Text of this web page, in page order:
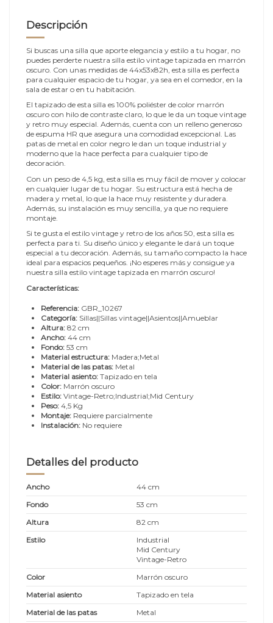
Descripción
Si buscas una silla que aporte elegancia y estilo a tu hogar, no
puedes perderte nuestra silla estilo vintage tapizada en marrón
oscuro. Con unas medidas de 44x53x82h, esta silla es perfecta
para cualquier espacio de tu hogar, ya sea en el comedor, en la
sala de estar o en tu habitación.
El tapizado de esta silla es 100% poliéster de color marrón
oscuro con hilo de contraste claro, lo que le da un toque vintage
y retro muy especial. Además, cuenta con un relleno generoso
de espuma HR que asegura una comodidad excepcional. Las
patas de metal en color negro le dan un toque industrial y
moderno que la hace perfecta para cualquier tipo de
decoración.
Con un peso de 4,5 kg, esta silla es muy fácil de mover y colocar
en cualquier lugar de tu hogar. Su estructura está hecha de
madera y metal, lo que la hace muy resistente y duradera.
Además, su instalación es muy sencilla, ya que no requiere
montaje.
Si te gusta el estilo vintage y retro de los años 50, esta silla es
perfecta para ti. Su diseño único y elegante le dará un toque
especial a tu decoración. Además, su tamaño compacto la hace
ideal para espacios pequeños. ¡No esperes más y consigue ya
nuestra silla estilo vintage tapizada en marrón oscuro!
Características:
Referencia: GBR_10267
Categoría: Sillas||Sillas vintage||Asientos||Amueblar
Altura: 82 cm
Ancho: 44 cm
Fondo: 53 cm
Material estructura: Madera;Metal
Material de las patas: Metal
Material asiento: Tapizado en tela
Color: Marrón oscuro
Estilo: Vintage-Retro;Industrial;Mid Century
Peso: 4,5 Kg
Montaje: Requiere parcialmente
Instalación: No requiere
Detalles del producto
Ancho
44 cm
Fondo
53 cm
Altura
82 cm
Estilo
Industrial
Mid Century
Vintage-Retro
Color
Marrón oscuro
Material asiento
Tapizado en tela
Material de las patas
Metal